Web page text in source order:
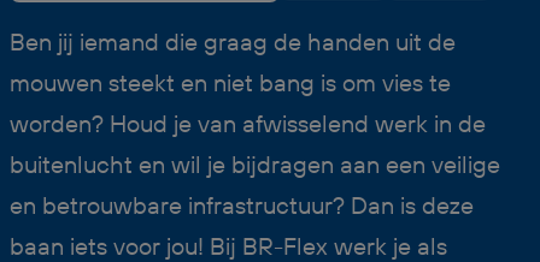
Ben jij iemand die graag de handen uit de
mouwen steekt en niet bang is om vies te
worden? Houd je van afwisselend werk in de
buitenlucht en wil je bijdragen aan een veilige
en betrouwbare infrastructuur? Dan is deze
baan iets voor jou! Bij BR-Flex werk je als